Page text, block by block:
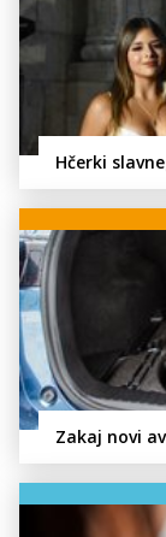
Hčerki
Zakaj novi